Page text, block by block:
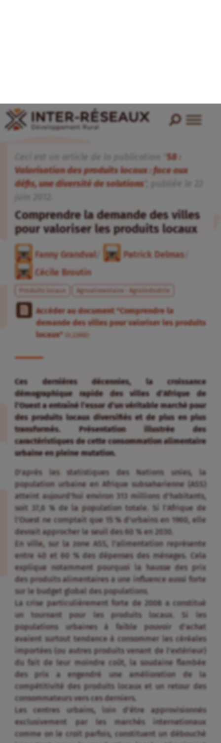
Comprendre la demande des villes
pour valoriser les produits locaux
Patrick Delmas
Cécile Broutin
Produits locaux Agroalimentaire - Agroindustrie
Accéder au document "Comprendre la
demande des villes pour valoriser les produits
locaux"(0.22MB)
Ces dernières décennies, la croissance
démographique rapide des villes d’Afrique de
l’Ouest a entraîné l’essor d’un véritable marché pour
des produits locaux diversifiés et de plus en plus
transformés. Présentation illustrée des
caractéristiques de cette consommation alimentaire
population urbaine en Afrique subsaharienne (ASS)
atteint aujourd’hui environ 313 millions d’habitants,
soit 37,6 % de la population totale. Si l’Afrique de
l’Ouest ne comptait que 15 % d’urbains en 1960, elle
devrait approcher le seuil des 60 % en 2030.
En ville, sur la zone ASS, l’alimentation représente
entre 40 et 60 % des dépenses des ménages. Cela
des produits alimentaires a une influence aussi forte
sur le budget global des populations.
La crise particulièrement forte de 2008 a constitué
un tournant pour les produits locaux. Si les
populations urbaines à faible pouvoir d’achat
avaient surtout tendance à consommer les céréales
importées (ou autres produits venant de l’extérieur)
du fait de leur moindre coût, la soudaine flambée
des prix a engendré une amélioration de la
compétitivité des produits locaux et un retour des
consommateurs vers ces derniers.
Les centres urbains, loin d’être approvisionnés
exclusivement par les marchés internationaux
comme on le croit parfois, constituent un débouché
important pour la production locale, témoignant
d’une demande urbaine croissante en produits
locaux diversifiés. Cependant, les marges de
progression sont encore grandes pour les filières
locales.
Pour mieux comprendre les enjeux de la valorisation
des produits locaux dans cette sous-région, voici une
brève présentation de l’état du marché et de la
consommation alimentaire urbaine en Afrique de